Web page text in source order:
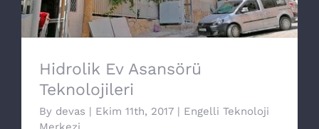
Hidrolik Ev Asansörü
Teknolojileri
By devas | Ekim 11th, 2017 | Engelli Teknoloji